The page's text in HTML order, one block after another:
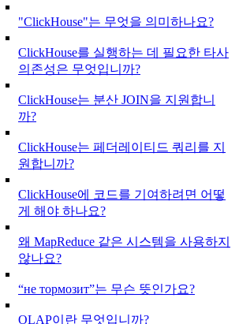
"ClickHouse"는 무엇을 의미하나요?
ClickHouse를 실행하는 데 필요한 타사
의존성은 무엇입니까?
ClickHouse는 분산 JOIN을 지원합니
까?
ClickHouse는 페더레이티드 쿼리를 지
원합니까?
ClickHouse에 코드를 기여하려면 어떻
게 해야 하나요?
왜 MapReduce 같은 시스템을 사용하지
않나요?
“не тормозит”는 무슨 뜻인가요?
OLAP이란 무엇입니까?